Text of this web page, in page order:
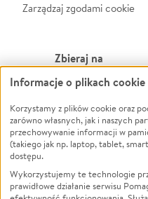
Zarządzaj zgodami cookie
Zbieraj na
Leczenie
Zwierzęta
Pożar
Ukraina
Pomoc Finansowa
Informacje o plikach cookie
Korzystamy z plików cookie oraz
zarówno własnych, jak i naszych
przechowywanie informacji w
(takiego jak np. laptop, tablet,
dostępu.
Wykorzystujemy te technologie
prawidłowe działanie serwisu